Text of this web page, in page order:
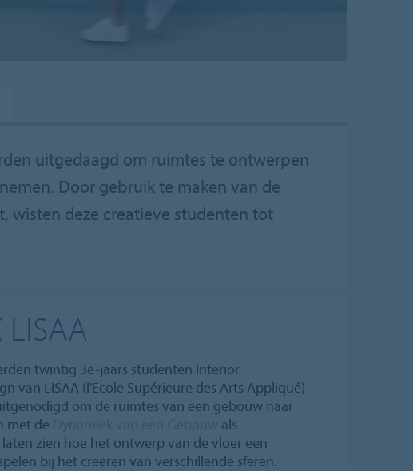
uitgedaagd om ruimtes te ontwerpen
Door gebruik te maken van de
wisten deze creatieve studenten tot
LISAA
twintig 3e-jaars studenten Interior
van LISAA (l'Ecole Supérieure des Arts Appliqué)
om de ruimtes van een gebouw naar
met de
als
zien hoe het ontwerp van de vloer een
bij het creëren van verschillende sferen.